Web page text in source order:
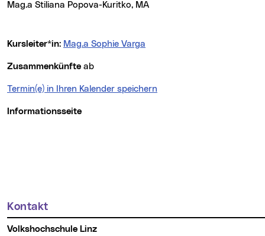
Mag.a Stiliana Popova-Kuritko, MA
Kursleiter*in: Mag.a Sophie Varga
Zusammenkünfte ab
Termin(e) in Ihren Kalender speichern
Informationsseite
Weitere Informationen
Kontakt
Volkshochschule Linz